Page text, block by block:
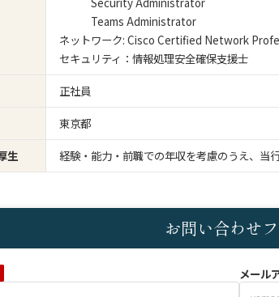
Teams Administrator
ネットワーク: Cisco Certified Network
セキュリティ：情報処理安全確保支援士
正社員
東京都
生
経験・能力・前職での年収を考慮のうえ、当
お問い合わせ
メール